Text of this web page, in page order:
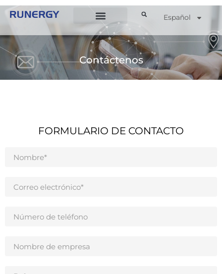
Español
Contáctenos
FORMULARIO DE CONTACTO